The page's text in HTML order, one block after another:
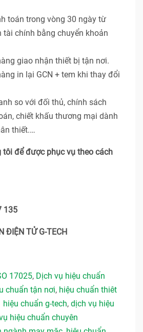
toán trong vòng 30 ngày từ
tài chính bằng chuyển khoản
giao nhận thiết bị tận nơi.
in lại GCN + tem khi thay đổi
so với đối thủ, chính sách
chiết khấu thương mại dành
thiết.…
tôi để được phục vụ theo cách
135
ĐIỆN TỬ G-TECH
17025, Dịch vụ hiệu chuẩn
chuẩn tận nơi, hiệu chuẩn thiêt
hiệu chuẩn g-tech, dịch vụ hiệu
hiệu chuẩn chuyên